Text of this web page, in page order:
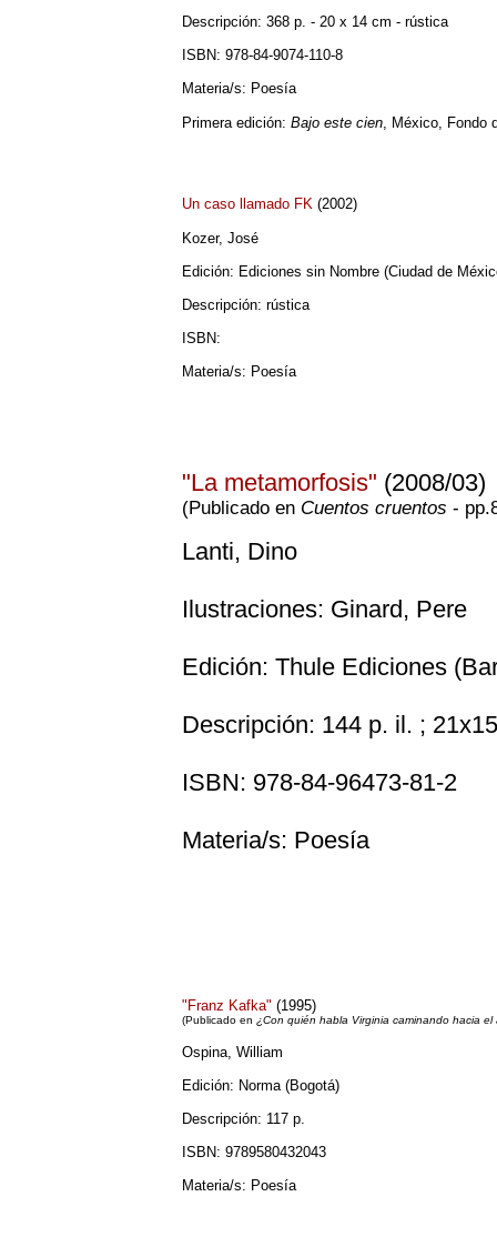
Descripción: 368 p. - 20 x 14 cm - rústica
ISBN: 978-84-9074-110-8
Materia/s: Poesía
Primera edición: Bajo este cien, México, Fondo
Un caso llamado FK (2002)
Kozer, José
Edición: Ediciones sin Nombre (Ciudad de
Descripción: rústica
ISBN:
Materia/s: Poesía
"La metamorfosis" (2008/03)
(Publicado en Cuentos cruentos -
Lanti, Dino
Ilustraciones: Ginard, Pere
Edición: Thule Ediciones
Descripción: 144 p. il. ;
ISBN: 978-84-96473-81-2
Materia/s: Poesía
"Franz Kafka" (1995)
(Publicado en ¿Con quién habla Virginia caminando hacia el
Ospina, William
Edición: Norma (Bogotá)
Descripción: 117 p.
ISBN: 9789580432043
Materia/s: Poesía